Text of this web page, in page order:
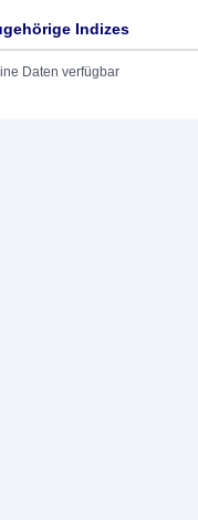
Indizes
Daten verfügbar